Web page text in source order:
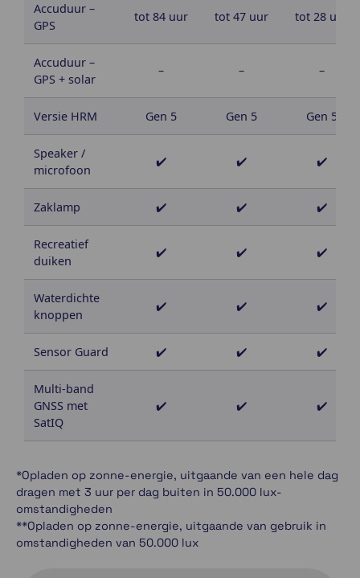
Accuduur –
GPS
tot 84 uur tot 47 uur tot 28 uur
Accuduur –
GPS + solar
– – –
Versie HRM Gen 5 Gen 5 Gen 5
Speaker /
microfoon
✔️ ✔️ ✔️
Zaklamp ✔️ ✔️ ✔️
Recreatief
duiken
✔️ ✔️ ✔️
Waterdichte
knoppen
✔️ ✔️ ✔️
Sensor Guard ✔️ ✔️ ✔️
Multi-band
GNSS met
SatIQ
✔️ ✔️ ✔️
*Opladen op zonne-energie, uitgaande van een hele dag
dragen met 3 uur per dag buiten in 50.000 lux-
omstandigheden
**Opladen op zonne-energie, uitgaande van gebruik in
omstandigheden van 50.000 lux